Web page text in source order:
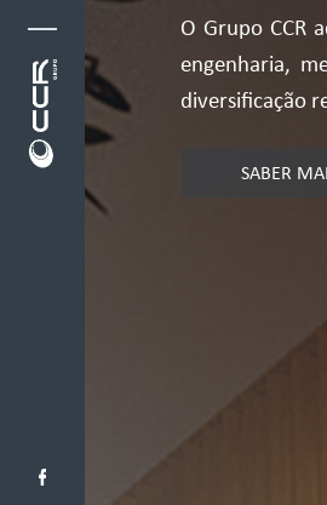
O Grupo CCR
engenharia,
diversificação
SABER